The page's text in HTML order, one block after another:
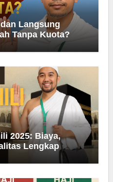
Langsung
Tanpa Kuota?
2025: Biaya,
Lengkap